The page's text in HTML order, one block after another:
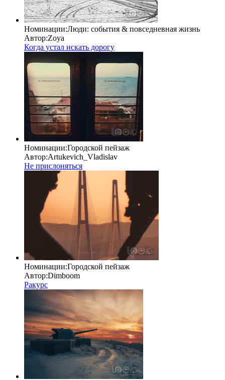
Номинации:Люди: cобытия & повседневная жизнь
Автор:Zoya
Когда устал искать дорогу
Номинации:Городской пейзаж
Автор:Artukevich_Vladislav
Не прислоняться
Номинации:Городской пейзаж
Автор:Dimboom
Ракурс